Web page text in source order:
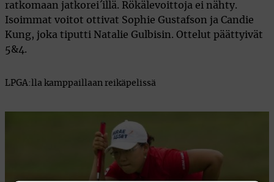
ratkomaan jatkorei´illä. Rökälevoittoja ei nähty.
Isoimmat voitot ottivat Sophie Gustafson ja Candie
Kung, joka tiputti Natalie Gulbisin. Ottelut päättyivät
5&4.
LPGA:lla kamppaillaan reikäpelissä